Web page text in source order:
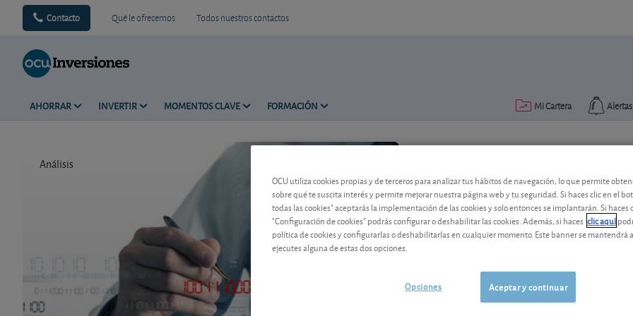
Contacto Qué le ofrecemos Todos nuestros contactos
AHORRAR INVERTIR MOMENTOS CLAVE FORMACIÓN Alertas
Mi Cartera
Análisis
El grupo minero anglo-australiano
la subida del mineral de hierro, la
OCU utiliza cookies propias y de terceros para analizar tus hábitos de navegación, lo que permite
sobre qué te suscita interés y permite mejorar nuestra página web y tu seguridad. Si haces clic en el
todas las cookies" aceptarás la implementación de las cookies y solo entonces se implantarán. Si haces
"Configuración de cookies" podrás configurar o deshabilitar las cookies. Además, si haces clic aquí
política de cookies y configurarlas o deshabilitarlas en cualquier momento. Este banner se mantendrá
ejecutes alguna de estas dos opciones.
Aceptar y continuar
Opciones